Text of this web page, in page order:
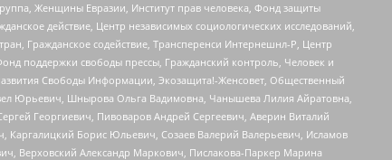
Женщины Евразии, Институт прав человека, Фонд защиты
действие, Центр независимых социологических исследований,
Гражданское содействие, Трансперенси Интернешнл-Р, Центр
поддержки свободы прессы, Гражданский контроль, Человек и
Свободы Информации, Экозащита!-Женсовет, Общественный
Юрьевич, Шнырова Ольга Вадимовна, Чанышева Лилия Айратовна,
Георгиевич, Пивоваров Андрей Сергеевич, Аверин Виталий
Борис Юльевич, Созаев Валерий Валерьевич, Исламов
Верховский Александр Маркович, Пислакова-Паркер Марина